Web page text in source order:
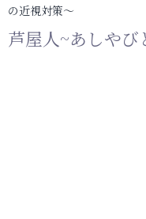
の近視対策～
芦屋人~あしやび